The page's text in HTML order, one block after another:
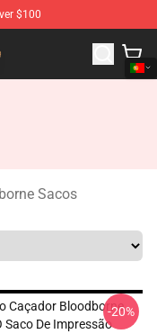
$100
Merchandise
Sacos
Caçador Bloodborne
Saco De Impressão
-20%